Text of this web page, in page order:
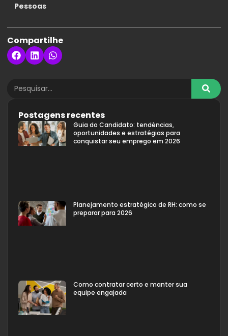
Pessoas
Compartilhe
Postagens recentes
Guia do Candidato: tendências,
oportunidades e estratégias para
conquistar seu emprego em 2026
Planejamento estratégico de RH: como se
preparar para 2026
Como contratar certo e manter sua
equipe engajada